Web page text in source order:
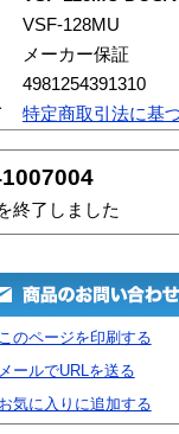
VSF-128MU
メーカー保証
4981254391310
特定商取引法に基
終了しました
のページを印刷する
ールでURLを送る
お気に入りに追加する